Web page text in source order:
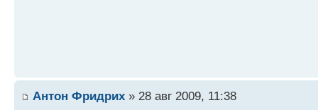
Антон Фридрих » 28 авг 2009, 11:38